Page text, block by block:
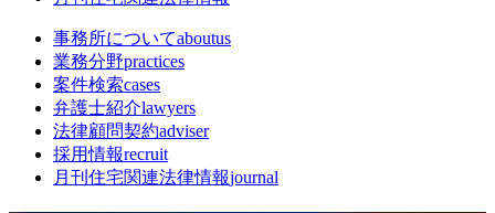
事務所についてaboutus
業務分野practices
案件検索cases
弁護士紹介lawyers
法律顧問契約adviser
採用情報recruit
月刊住宅関連法律情報journal